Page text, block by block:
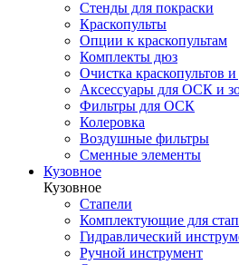
Стенды для покраски
Краскопульты
Опции к краскопультам
Комплекты дюз
Очистка краскопультов
Аксессуары для ОСК и
Фильтры для ОСК
Колеровка
Воздушные фильтры
Сменные элементы
Кузовное
Кузовное
Стапели
Комплектующие для
Гидравлический
Ручной инструмент